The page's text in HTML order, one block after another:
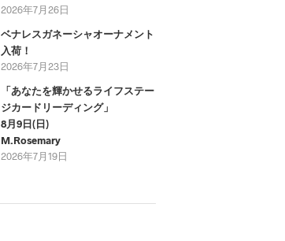
2026年7月26日
ベナレスガネーシャオーナメント
入荷！
2026年7月23日
「あなたを輝かせるライフステー
ジカードリーディング」
8月9日(日)
M.Rosemary
2026年7月19日